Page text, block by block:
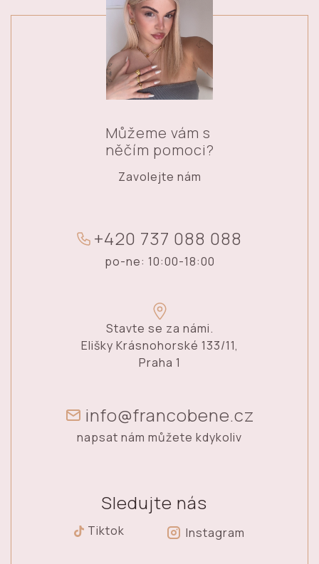
Můžeme vám s
něčím pomoci?
Zavolejte nám
+420 737 088 088
po-ne: 10:00-18:00
Stavte se za námi.
Elišky Krásnohorské 133/11,
Praha 1
info@francobene.cz
napsat nám můžete kdykoliv
Sledujte nás
Tiktok Instagram